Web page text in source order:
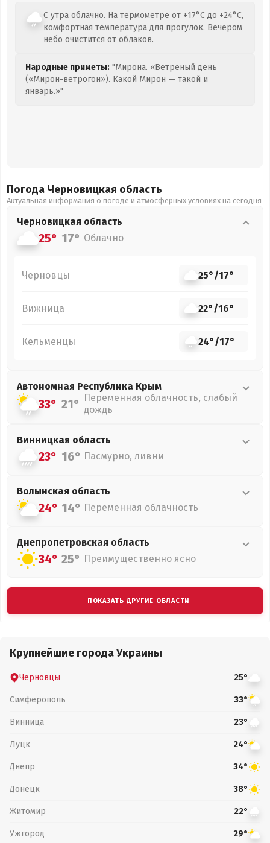
С утра облачно. На термометре от +17°C до +24°C,
комфортная температура для прогулок. Вечером
небо очистится от облаков.
Народные приметы: "Мирона. «Ветреный день
(«Мирон-ветрогон»). Какой Мирон — такой и
январь.»"
Погода Черновицкая область
Актуальная информация о погоде и атмосферных условиях на сегодня
Черновицкая область
25° 17° Облачно
Черновцы 25°/17°
Вижница 22°/16°
Кельменцы 24°/17°
Автономная Республика Крым
33° 21° Переменная облачность, слабый
дождь
Винницкая область
23° 16° Пасмурно, ливни
Волынская область
24° 14° Переменная облачность
Днепропетровская область
34° 25° Преимущественно ясно
ПОКАЗАТЬ ДРУГИЕ ОБЛАСТИ
Крупнейшие города Украины
Черновцы 25°
Симферополь 33°
Винница 23°
Луцк 24°
Днепр 34°
Донецк 38°
Житомир 22°
Ужгород 29°